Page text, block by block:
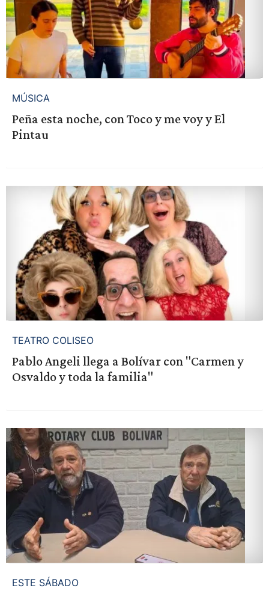
MÚSICA
Peña esta noche, con Toco y me voy y El
Pintau
TEATRO COLISEO
Pablo Angeli llega a Bolívar con "Carmen y
Osvaldo y toda la familia"
ESTE SÁBADO